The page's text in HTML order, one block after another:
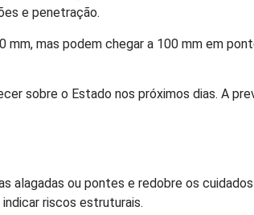
e penetração.
mas podem chegar a 100 mm em
sobre o Estado nos próximos dias. A
alagadas ou pontes e redobre os
riscos estruturais.